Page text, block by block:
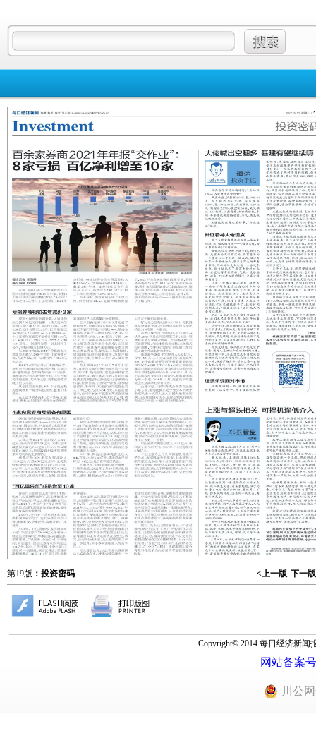
第19版 ：投资密码 下一
<上一版
Copyright© 2014 每日经济新
网站备案
川公